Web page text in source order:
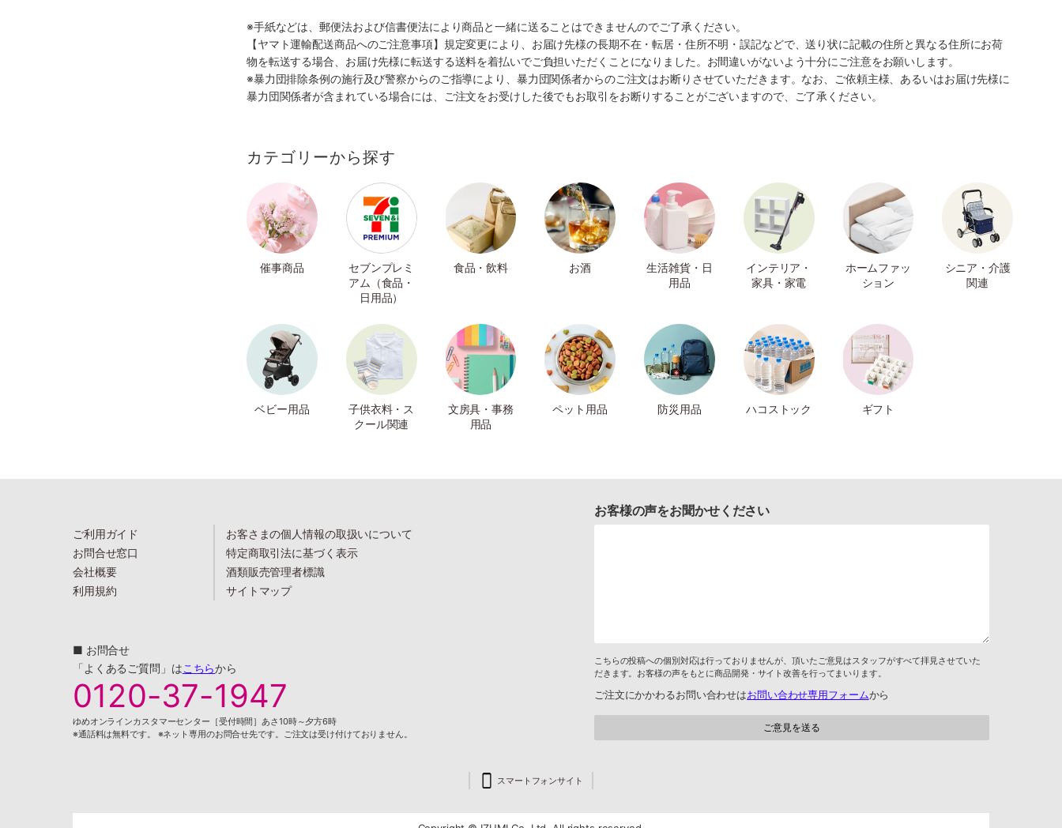
※手紙などは、郵便法および信書便法により商品と一緒に送ることはできませんのでご了承ください。
【ヤマト運輸配送商品へのご注意事項】規定変更により、お届け先様の長期不在・転居・住所不明・誤記などで、送り状に記載の住所と異なる住所にお荷
物を転送する場合、お届け先様に転送する送料を着払いでご負担いただくことになりました。お間違いがないよう十分にご注意をお願いします。
※暴力団排除条例の施行及び警察からのご指導により、暴力団関係者からのご注文はお断りさせていただきます。なお、ご依頼主様、あるいはお届け先様に
暴力団関係者が含まれている場合には、ご注文をお受けした後でもお取引をお断りすることがございますので、ご了承ください。
カテゴリーから探す
催事商品
セブンプレミ
アム（食品・
日用品）
食品・飲料 お酒
生活雑貨・日
用品
インテリア・
家具・家電
ホームファッ
ション
シニア・介護
関連
ベビー用品
子供衣料・ス
クール関連
文房具・事務
用品
ペット用品 防災用品 ハコストック ギフト
ご利用ガイド
お問合せ窓口
会社概要
利用規約
お客さまの個人情報の取扱いについて
特定商取引法に基づく表示
酒類販売管理者標識
サイトマップ
■ お問合せ
「よくあるご質問」はこちらから
0120-37-1947
ゆめオンラインカスタマーセンター［受付時間］あさ10時～夕方6時
※通話料は無料です。 ※ネット専用のお問合せ先です。ご注文は受け付けておりません。
お客様の声をお聞かせください
こちらの投稿への個別対応は行っておりませんが、頂いたご意見はスタッフがすべて拝見させていた
だきます。お客様の声をもとに商品開発・サイト改善を行ってまいります。
ご注文にかかわるお問い合わせはお問い合わせ専用フォームから
スマートフォンサイト